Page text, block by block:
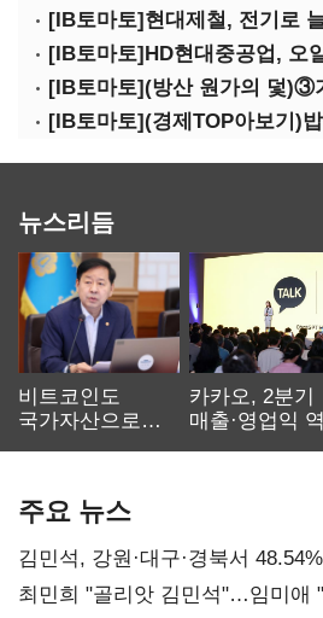
뉴스리듬
비트코인도
국가자산으로…'
카카오, 2분기
매출·영업익
주요 뉴스
김민석, 강원·대구·경북서
최민희 "골리앗 김민석"…임미애